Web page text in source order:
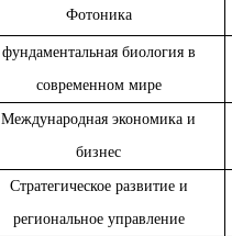
Фотоника
фундаментальная биология в
современном мире
Международная экономика и
бизнес
Стратегическое развитие и
региональное управление